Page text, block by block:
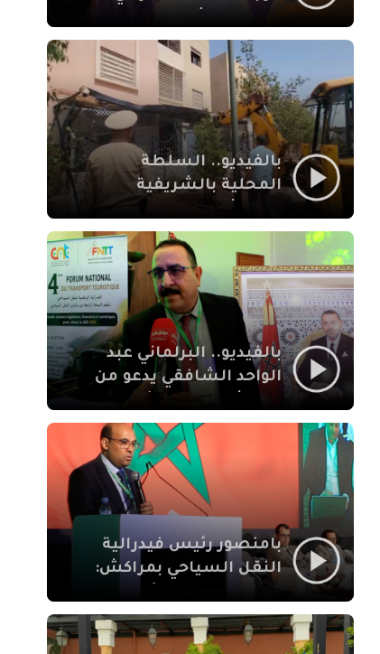
مقراً بمقاطعة سيدي
يوسف بن علي مراكش
بالفيديو.. السلطة
المحلية بالشريفية
بنايات غير قانونية بإقامة
الإيمان
بالفيديو.. البرلماني عبد
الواحد الشافقي يدعو من
النقل السياحي لمواكبة
بامنصور رئيس فيدرالية
النقل السياحي بمراكش:
والاصلاح التشريعي
ركيزتان أساسيتان لكسب